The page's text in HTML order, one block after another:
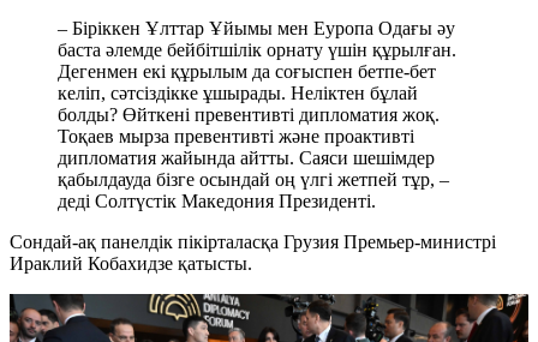
– Біріккен Ұлттар Ұйымы мен Еуропа Одағы әу
баста әлемде бейбітшілік орнату үшін құрылған.
Дегенмен екі құрылым да соғыспен бетпе-бет
келіп, сәтсіздікке ұшырады. Неліктен бұлай
болды? Өйткені превентивті дипломатия жоқ.
Тоқаев мырза превентивті және проактивті
дипломатия жайында айтты. Саяси шешімдер
қабылдауда бізге осындай оң үлгі жетпей тұр, –
деді Солтүстік Македония Президенті.
Сондай-ақ панелдік пікірталасқа Грузия Премьер-министрі
Ираклий Кобахидзе қатысты.